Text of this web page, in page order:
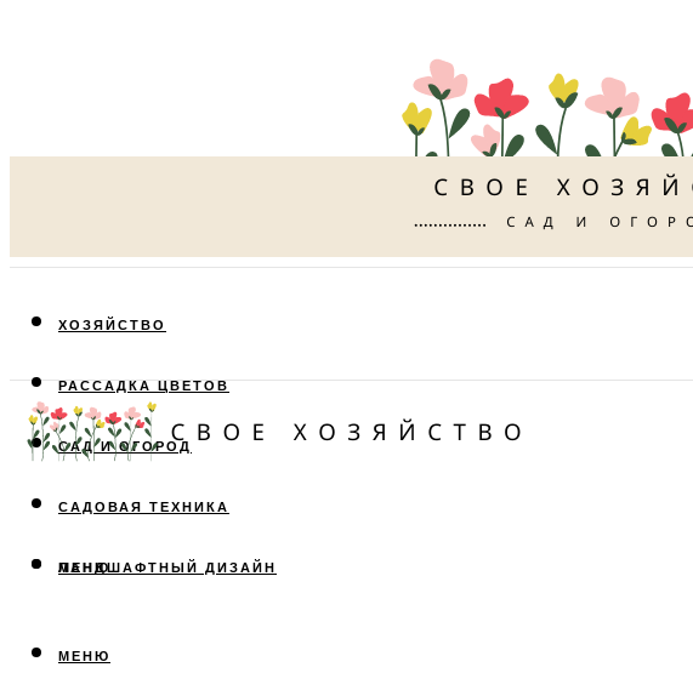
ХОЗЯЙСТВО
РАССАДКА ЦВЕТОВ
САД И ОГОРОД
САДОВАЯ ТЕХНИКА
ЛАНДШАФТНЫЙ ДИЗАЙН
МЕНЮ
МЕНЮ